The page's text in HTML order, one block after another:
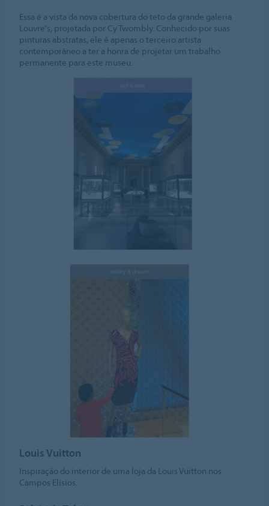
Essa é a vista da nova cobertura do teto da grande galeria
Louvre's, projetada por Cy Twombly. Conhecido por suas
pinturas abstratas, ele é apenas o terceiro artista
contemporâneo a ter a honra de projetar um trabalho
permanente para este museu.
Louis Vuitton
Inspiração do interior de uma loja da Louis Vuitton nos
Campos Elísios.